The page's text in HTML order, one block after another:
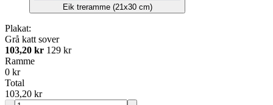
Eik treramme (21x30 cm)
Plakat:
Grå katt sover
103,20 kr 129 kr
Ramme
0 kr
Total
103,20 kr